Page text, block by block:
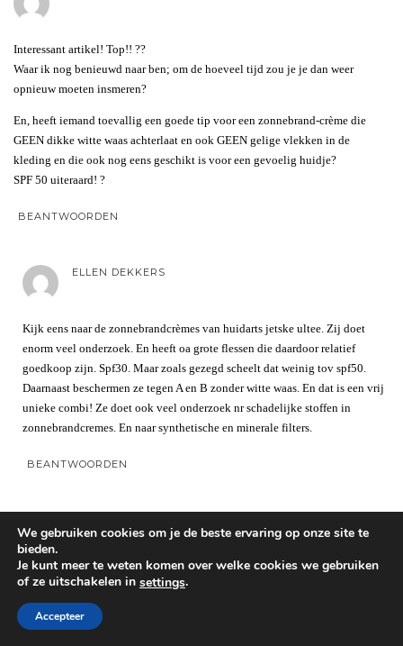
Interessant artikel! Top!! ??
Waar ik nog benieuwd naar ben; om de hoeveel tijd zou je je dan weer
opnieuw moeten insmeren?
En, heeft iemand toevallig een goede tip voor een zonnebrand-crème die
GEEN dikke witte waas achterlaat en ook GEEN gelige vlekken in de
kleding en die ook nog eens geschikt is voor een gevoelig huidje?
SPF 50 uiteraard! ?
BEANTWOORDEN
ELLEN DEKKERS
Kijk eens naar de zonnebrandcrèmes van huidarts jetske ultee. Zij doet
enorm veel onderzoek. En heeft oa grote flessen die daardoor relatief
goedkoop zijn. Spf30. Maar zoals gezegd scheelt dat weinig tov spf50.
Daarnaast beschermen ze tegen A en B zonder witte waas. En dat is een vrij
unieke combi! Ze doet ook veel onderzoek nr schadelijke stoffen in
zonnebrandcremes. En naar synthetische en minerale filters.
BEANTWOORDEN
Goede, fijne zonnebrand inderdaad!! Maar helaas wel gele vlekken…
BEANTWOORDEN
We gebruiken cookies om je de beste ervaring op onze site te
bieden.
Je kunt meer te weten komen over welke cookies we gebruiken
of ze uitschakelen in settings.
Accepteer